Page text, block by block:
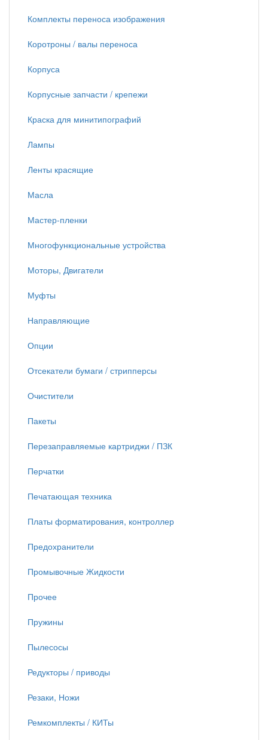
Комплекты переноса изображения
Коротроны / валы переноса
Корпуса
Корпусные запчасти / крепежи
Краска для минитипографий
Лампы
Ленты красящие
Масла
Мастер-пленки
Многофункциональные устройства
Моторы, Двигатели
Муфты
Направляющие
Опции
Отсекатели бумаги / стрипперсы
Очистители
Пакеты
Перезаправляемые картриджи / ПЗК
Перчатки
Печатающая техника
Платы форматирования, контроллер
Предохранители
Промывочные Жидкости
Прочее
Пружины
Пылесосы
Редукторы / приводы
Резаки, Ножи
Ремкомплекты / КИТы